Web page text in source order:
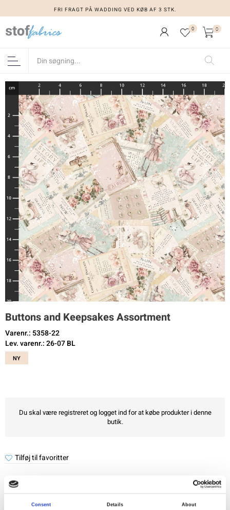
Consent Details About
FRI FRAGT PÅ WADDING VED KØB AF 3 STK.
0 0
Buttons and Keepsakes Assortment
Varenr.: 5358-22
Lev. varenr.: 26-07 BL
NY
Du skal være registreret og logget ind for at købe produkter i denne
butik.
Tilføj til favoritter